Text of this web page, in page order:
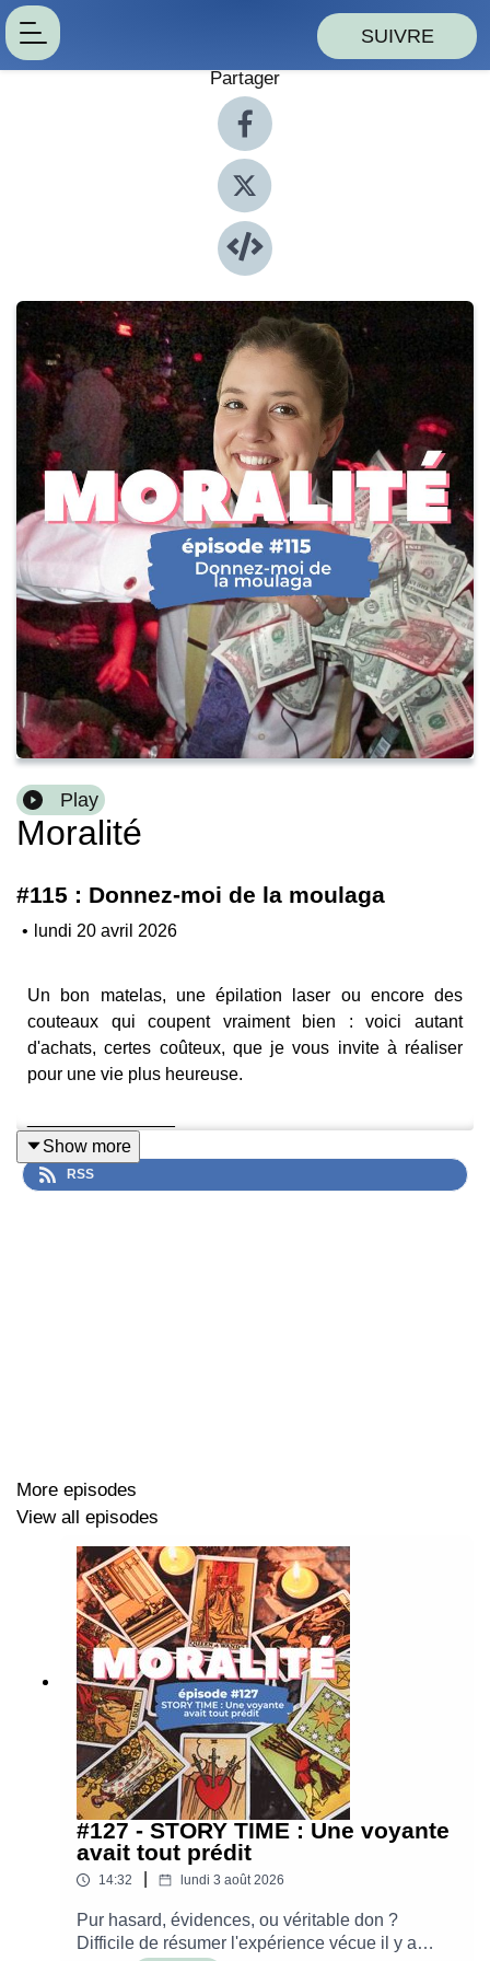
SUIVRE
Partager
Play
Moralité
#115 : Donnez-moi de la moulaga
• lundi 20 avril 2026
Un bon matelas, une épilation laser ou encore des
couteaux qui coupent vraiment bien : voici autant
d'achats, certes coûteux, que je vous invite à réaliser
pour une vie plus heureuse.
Montage par Alice Krief - Les Belles Fréquences
Show more
RSS
More episodes
View all episodes
#127 - STORY TIME : Une voyante
avait tout prédit
14:32 lundi 3 août 2026
Pur hasard, évidences, ou véritable don ?
Difficile de résumer l'expérience vécue il y a